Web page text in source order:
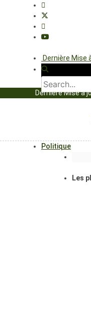
Dernière Mise
Dernière Mise à
Politique
Les